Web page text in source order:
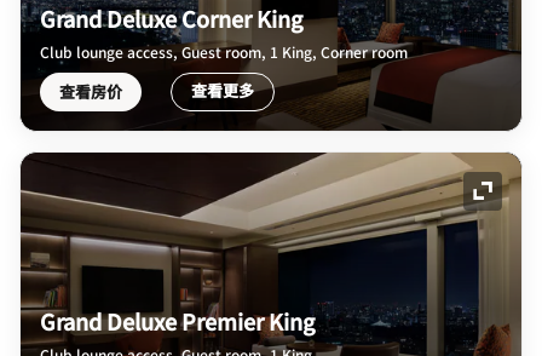
Grand Deluxe Corner King
Club lounge access, Guest room, 1 King, Corner room
查看房价 查看更多
展开
Grand Deluxe Premier King